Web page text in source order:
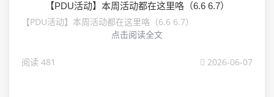
【PDU活动】本周活动都在这里咯（6.6 6.7）
【PDU活动】本周活动都在这里咯（6.6 6.7）
点击阅读全文
阅读 481 2026-06-07